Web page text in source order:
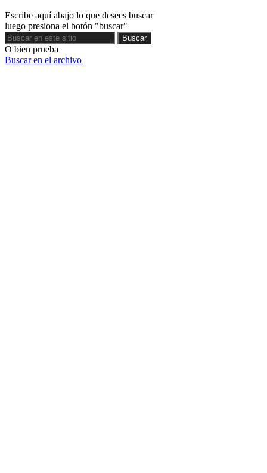
Escribe aquí abajo lo que desees buscar
luego presiona el botón "buscar"
Buscar
Buscar
O bien prueba
Buscar en el archivo